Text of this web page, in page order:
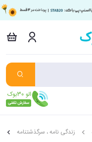
زندگی نامه ، سرگذشتنامه